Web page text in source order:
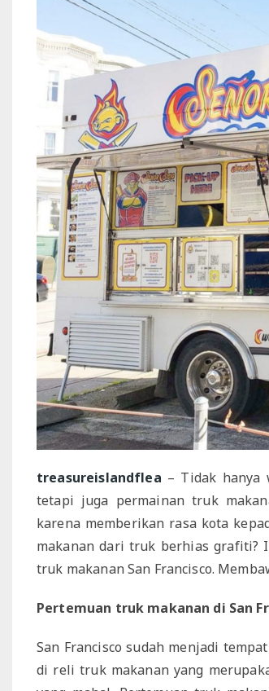
treasureislandflea – Tidak hanya
tetapi juga permainan truk
karena memberikan rasa kota
makanan dari truk berhias grafiti?
truk makanan San Francisco.
Pertemuan truk makanan di San
San Francisco sudah menjadi
di reli truk makanan yang